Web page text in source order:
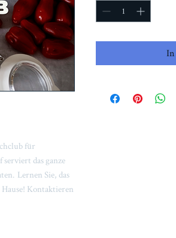
für
das ganze
Lernen Sie, das
Kontaktieren
In